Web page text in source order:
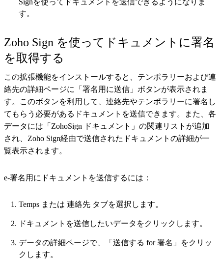
Signを使ってドキュメントを送信できるようになりま
す。
Zoho Sign を使ってドキュメントに署名
を取得する
この拡張機能をインストールすると、テンポラリーおよび連
絡先の詳細ページに「署名用に送信」ボタンが表示されま
す。このボタンを利用して、連絡先やテンポラリーに署名し
てもらう必要があるドキュメントを送信できます。また、各
データには「ZohoSign ドキュメント」の関連リストが追加
され、Zoho Sign経由で送信されたドキュメントの詳細が一
覧表示されます。
e-署名用にドキュメントを送信するには：
Temps または 連絡先 タブを選択します。
ドキュメントを送信したいデータをクリックします。
データの詳細ページで、「送信する for 署名」をクリッ
クします。